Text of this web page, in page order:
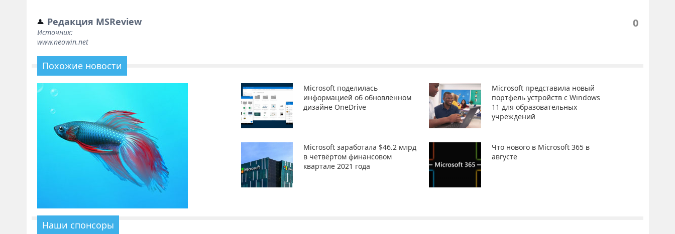
Редакция MSReview
Источник:
www.neowin.net
0
Похожие новости
Microsoft поделилась
информацией об обновлённом
дизайне OneDrive
Microsoft представила новый
портфель устройств с Windows
11 для образовательных
учреждений
Microsoft заработала $46.2 млрд
в четвёртом финансовом
квартале 2021 года
Что нового в Microsoft 365 в
августе
Наши спонсоры